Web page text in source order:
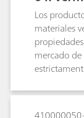
o para la
en
utiliza para
para
melamina
utilizando
Los
materiales
mercado
Unidos
pero se